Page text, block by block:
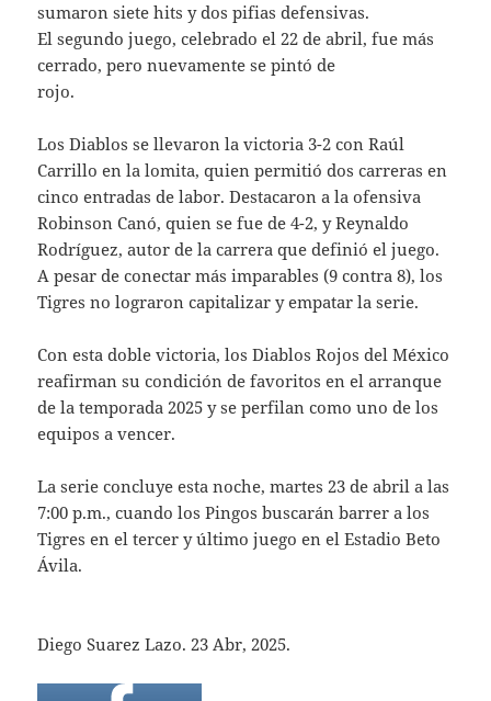
sumaron siete hits y dos pifias defensivas.
El segundo juego, celebrado el 22 de abril, fue más
cerrado, pero nuevamente se pintó de
rojo.
Los Diablos se llevaron la victoria 3-2 con Raúl
Carrillo en la lomita, quien permitió dos carreras en
cinco entradas de labor. Destacaron a la ofensiva
Robinson Canó, quien se fue de 4-2, y Reynaldo
Rodríguez, autor de la carrera que definió el juego.
A pesar de conectar más imparables (9 contra 8), los
Tigres no lograron capitalizar y empatar la serie.
Con esta doble victoria, los Diablos Rojos del México
reafirman su condición de favoritos en el arranque
de la temporada 2025 y se perfilan como uno de los
equipos a vencer.
La serie concluye esta noche, martes 23 de abril a las
7:00 p.m., cuando los Pingos buscarán barrer a los
Tigres en el tercer y último juego en el Estadio Beto
Ávila.
Diego Suarez Lazo. 23 Abr, 2025.